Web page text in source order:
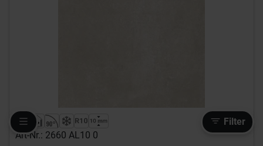
Filter
Art-Nr.: 2660 AL10 0